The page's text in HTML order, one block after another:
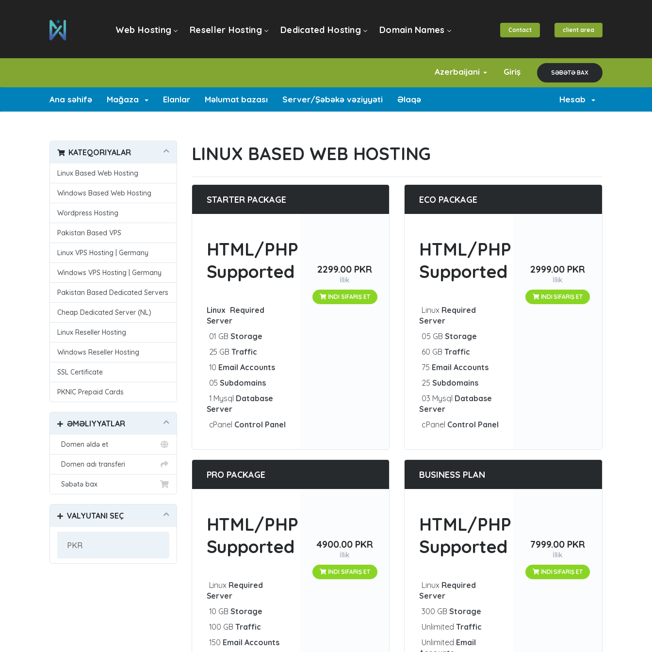
Web Hosting Reseller Hosting Dedicated Hosting Domain Names Contact client area
Azerbaijani Giriş SƏBƏTƏ BAX
Ana səhifə Mağaza Elanlar Məlumat bazası Server/Şəbəkə vəziyyəti Əlaqə Hesab
KATEQORIYALAR
Linux Based Web Hosting
Windows Based Web Hosting
Wordpress Hosting
Pakistan Based VPS
Linux VPS Hosting | Germany
Windows VPS Hosting | Germany
Pakistan Based Dedicated Servers
Cheap Dedicated Server (NL)
Linux Reseller Hosting
Windows Reseller Hosting
SSL Certificate
PKNIC Prepaid Cards
ƏMƏLIYYATLAR
Domen əldə et
Domen adı transferi
Səbətə bax
VALYUTANI SEÇ
LINUX BASED WEB HOSTING
STARTER PACKAGE
HTML/PHP
Supported
Linux Required
Server
01 GBStorage
25 GBTraffic
10 Email Accounts
05Subdomains
1 Mysql Database
Server
cPanel Control Panel
2299.00 PKR
İllik
İNDI SIFARIŞ ET
ECO PACKAGE
HTML/PHP
Supported
Linux Required
Server
05 GBStorage
60 GBTraffic
75 Email Accounts
25Subdomains
03 Mysql Database
Server
cPanel Control Panel
2999.00 PKR
İllik
İNDI SIFARIŞ ET
PRO PACKAGE
HTML/PHP
Supported
Linux Required
Server
10 GBStorage
100 GBTraffic
150 Email Accounts
4900.00 PKR
İllik
İNDI SIFARIŞ ET
BUSINESS PLAN
HTML/PHP
Supported
Linux Required
Server
300 GBStorage
UnlimitedTraffic
Unlimited Email
7999.00 PKR
İllik
İNDI SIFARIŞ ET